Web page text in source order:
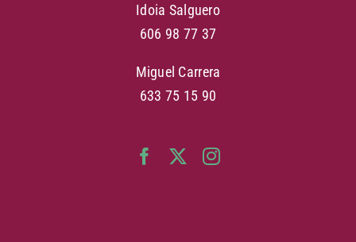
Idoia Salguero
606 98 77 37
Miguel Carrera
633 75 15 90